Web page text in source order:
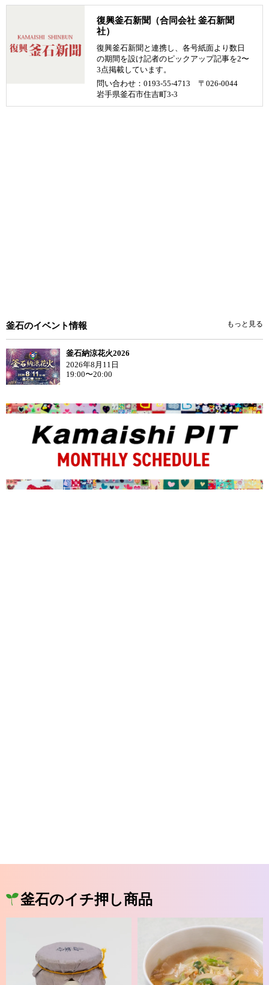
復興釜石新聞（合同会社 釜石新聞
社）
復興釜石新聞と連携し、各号紙面より数日
の期間を設け記者のピックアップ記事を2〜
3点掲載しています。
問い合わせ：0193-55-4713 〒026-0044
岩手県釜石市住吉町3-3
釜石のイベント情報 もっと見る
釜石納涼花火2026
2026年8月11日
19:00〜20:00
釜石のイチ押し商品